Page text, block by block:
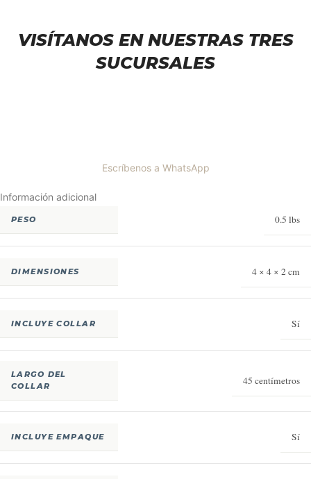
VISÍTANOS EN NUESTRAS TRES
SUCURSALES
Escríbenos a WhatsApp
Información adicional
PESO 0.5 lbs
DIMENSIONES 4 × 4 × 2 cm
INCLUYE COLLAR Sí
LARGO DEL
COLLAR
45 centímetros
INCLUYE EMPAQUE Sí